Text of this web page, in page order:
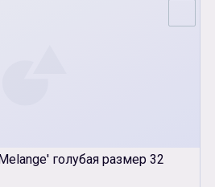
голубая размер 32